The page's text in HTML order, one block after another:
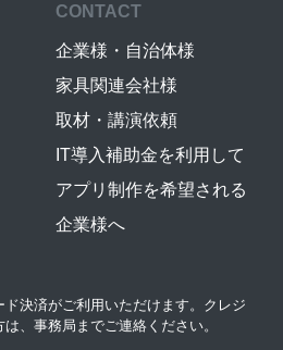
CONTACT
企業様・自治体様
家具関連会社様
取材・講演依頼
IT導入補助金を利用して
アプリ制作を希望される
企業様へ
決済がご利用いただけます。クレジ
、事務局までご連絡ください。